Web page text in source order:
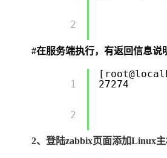
        2
#在服务端执行， 有返回信息说
        1
        2
27274
2、登陆zabbix页面添加Linux